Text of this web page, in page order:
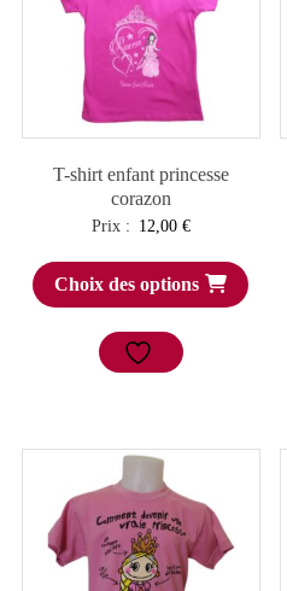
T-shirt enfant princesse
corazon
Prix : 12,00 €
Choix des options